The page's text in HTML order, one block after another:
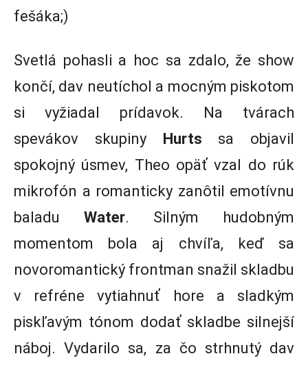
fešáka;)
Svetlá pohasli a hoc sa zdalo, že show
končí, dav neutíchol a mocným piskotom
si vyžiadal prídavok. Na tvárach
spevákov skupiny Hurts sa objavil
spokojný úsmev, Theo opäť vzal do rúk
mikrofón a romanticky zanôtil emotívnu
baladu Water. Silným hudobným
momentom bola aj chvíľa, keď sa
novoromantický frontman snažil skladbu
v refréne vytiahnuť hore a sladkým
piskľavým tónom dodať skladbe silnejší
náboj. Vydarilo sa, za čo strhnutý dav